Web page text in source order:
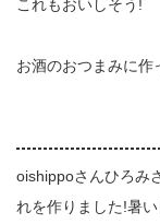
これもおいしそう!
お酒のおつまみに作
oishippoさんひろみ
れを作りました!暑